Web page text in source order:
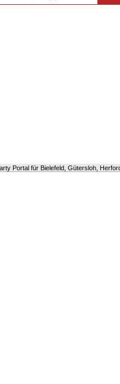
Portal für Bielefeld, Gütersloh,